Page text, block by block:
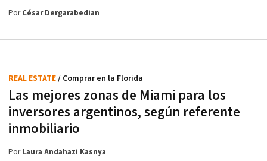
PorCésar Dergarabedian
Las mejores zonas de Miami para los
inversores argentinos, según referente
inmobiliario
REAL ESTATE/ Comprar en la Florida
PorLaura Andahazi Kasnya